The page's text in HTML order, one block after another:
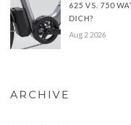
625 VS. 750
DICH?
Aug 2 2026
ARCHIVE